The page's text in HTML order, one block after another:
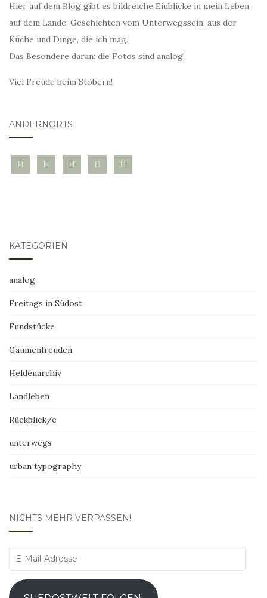
Hier auf dem Blog gibt es bildreiche Einblicke in mein Leben
auf dem Lande, Geschichten vom Unterwegssein, aus der
Küche und Dinge, die ich mag.
Das Besondere daran: die Fotos sind analog!
Viel Freude beim Stöbern!
ANDERNORTS
bloglovininstagramtwitter pinterest
mail
KATEGORIEN
analog
Freitags in Südost
Fundstücke
Gaumenfreuden
Heldenarchiv
Landleben
Rückblick/e
unterwegs
urban typography
NICHTS MEHR VERPASSEN!
E-
Adresse